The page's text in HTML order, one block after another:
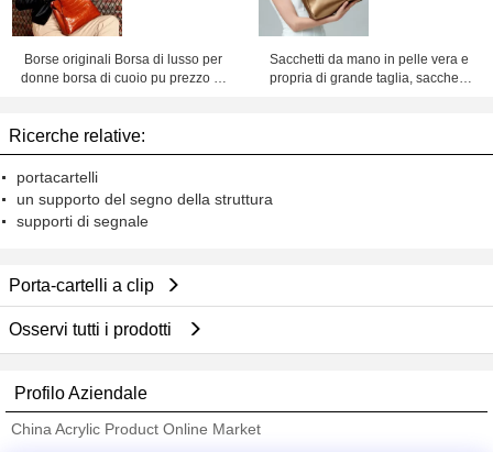
Borse originali Borsa di lusso per
donne borsa di cuoio pu prezzo di
Sacchetti da mano in pelle vera e
propria di grande taglia, sacchetti
Ricerche relative:
portacartelli
un supporto del segno della struttura
supporti di segnale
Porta-cartelli a clip
Osservi tutti i prodotti
Profilo Aziendale
China Acrylic Product Online Market